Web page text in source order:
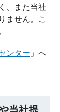
、また当社
ません。こ
ンター 」へ
当社提